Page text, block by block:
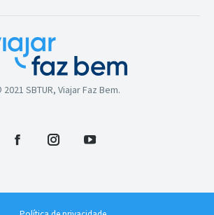
2021 SBTUR, Viajar Faz Bem.
FacebookInstagramYouTube